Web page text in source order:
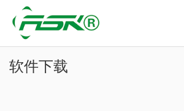
软件下载